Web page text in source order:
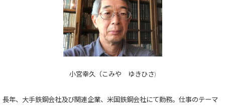
小宮幸久（こみや ゆきひさ)
長年、大手鉄鋼会社及び関連企業、米国鉄鋼会社にて勤務。仕事のテーマ